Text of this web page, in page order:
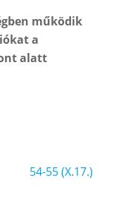
működik
a
alatt
54-55 (X.17.)